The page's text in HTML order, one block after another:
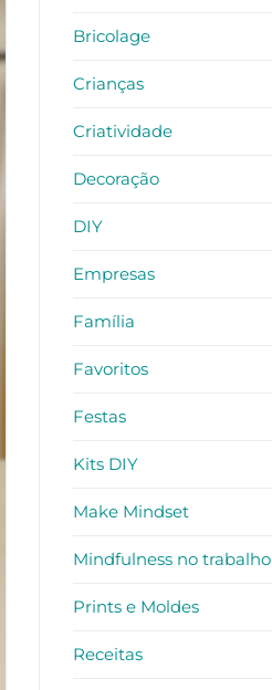
Bricolage
Crianças
Criatividade
Decoração
DIY
Empresas
Família
Favoritos
Festas
Kits DIY
Make Mindset
Mindfulness no trabalho
Prints e Moldes
Receitas